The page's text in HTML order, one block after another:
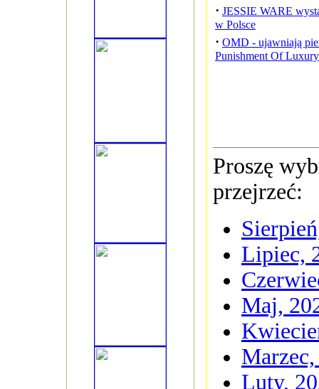
· JESSIE WARE
w Polsce
· OMD - ujawniają
Punishment Of
Proszę
przejrzeć:
Lipiec,
Maj,
Luty,